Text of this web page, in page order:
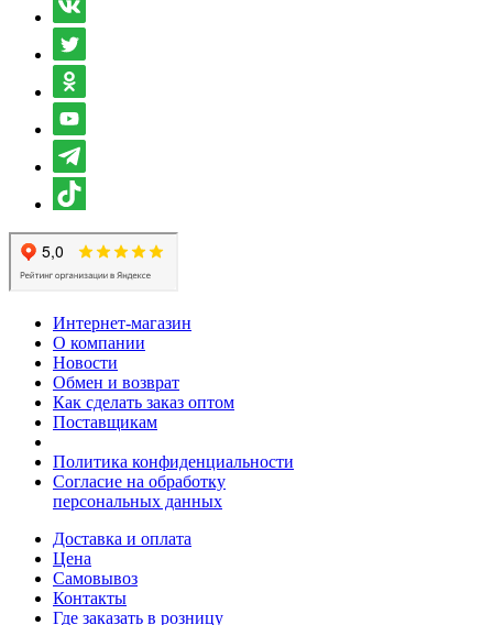
Интернет-магазин
О компании
Новости
Обмен и возврат
Как сделать заказ оптом
Поставщикам
Политика конфиденциальности
Согласие на обработку
персональных данных
Доставка и оплата
Цена
Самовывоз
Контакты
Где заказать в розницу